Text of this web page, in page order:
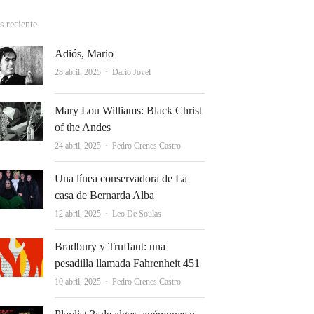
reciente
Adiós, Mario
28 abril, 2025 Autor
Darío Jovel
Mary Lou Williams: Black Christ
of the Andes
24 abril, 2025 Autor
Pedro Crenes Castro
Una línea conservadora de La
casa de Bernarda Alba
12 abril, 2025 Autor
Leo De Soulas
Bradbury y Truffaut: una
pesadilla llamada Fahrenheit 451
10 abril, 2025 Autor
Pedro Crenes Castro